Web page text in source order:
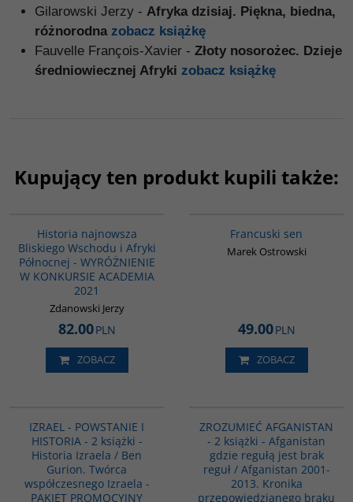
Gilarowski Jerzy - Afryka dzisiaj. Piękna, biedna,
różnorodna zobacz książkę
Fauvelle François-Xavier - Złoty nosorożec. Dzieje
średniowiecznej Afryki zobacz książkę
Kupujący ten produkt kupili także:
Historia najnowsza
Bliskiego Wschodu i Afryki
Północnej - WYRÓŻNIENIE
W KONKURSIE ACADEMIA
2021
Zdanowski Jerzy
82.00PLN
ZOBACZ
Francuski sen
Marek Ostrowski
49.00PLN
ZOBACZ
IZRAEL - POWSTANIE I
HISTORIA - 2 książki -
Historia Izraela / Ben
Gurion. Twórca
współczesnego Izraela -
PAKIET PROMOCYJNY
ZROZUMIEĆ AFGANISTAN
- 2 książki - Afganistan
gdzie regułą jest brak
reguł / Afganistan 2001-
2013. Kronika
przepowiedzianego braku